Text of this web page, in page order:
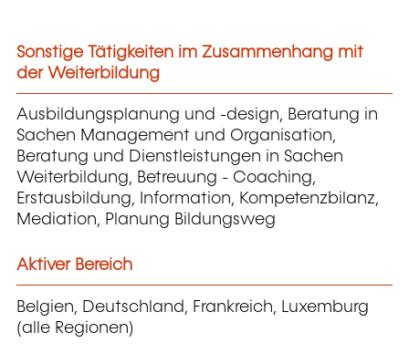
Sonstige Tätigkeiten im Zusammenhang mit
der Weiterbildung
Ausbildungsplanung und -design, Beratung in
Sachen Management und Organisation,
Beratung und Dienstleistungen in Sachen
Weiterbildung, Betreuung - Coaching,
Erstausbildung, Information, Kompetenzbilanz,
Mediation, Planung Bildungsweg
Aktiver Bereich
Belgien, Deutschland, Frankreich, Luxemburg
(alle Regionen)